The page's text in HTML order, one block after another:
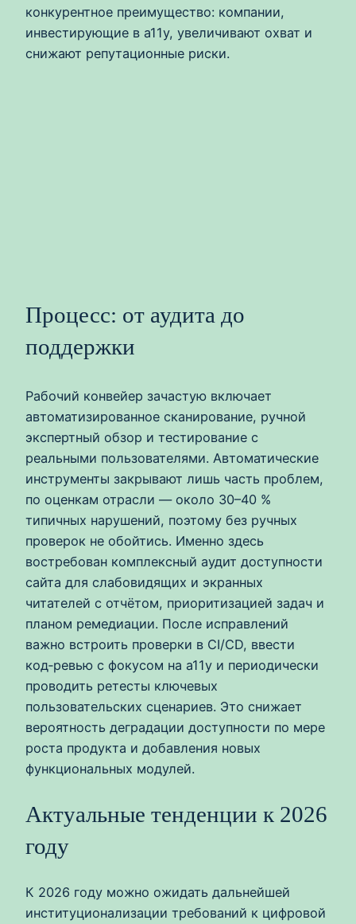
конкурентное преимущество: компании,
инвестирующие в a11y, увеличивают охват и
снижают репутационные риски.
Процесс: от аудита до
поддержки
Рабочий конвейер зачастую включает
автоматизированное сканирование, ручной
экспертный обзор и тестирование с
реальными пользователями. Автоматические
инструменты закрывают лишь часть проблем,
по оценкам отрасли — около 30–40 %
типичных нарушений, поэтому без ручных
проверок не обойтись. Именно здесь
востребован комплексный аудит доступности
сайта для слабовидящих и экранных
читателей с отчётом, приоритизацией задач и
планом ремедиации. После исправлений
важно встроить проверки в CI/CD, ввести
код‑ревью с фокусом на a11y и периодически
проводить ретесты ключевых
пользовательских сценариев. Это снижает
вероятность деградации доступности по мере
роста продукта и добавления новых
функциональных модулей.
Актуальные тенденции к 2026
году
К 2026 году можно ожидать дальнейшей
институционализации требований к цифровой